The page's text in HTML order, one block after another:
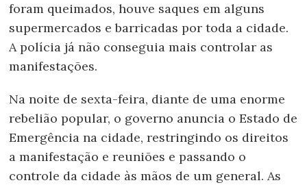
foram queimados, houve saques em alguns
supermercados e barricadas por toda a cidade.
A polícia já não conseguia mais controlar as
manifestações.
Na noite de sexta-feira, diante de uma enorme
rebelião popular, o governo anuncia o Estado de
Emergência na cidade, restringindo os direitos
a manifestação e reuniões e passando o
controle da cidade às mãos de um general. As